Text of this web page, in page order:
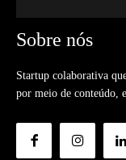
Sobre nós
Startup colaborativa
por meio de conteúdo,